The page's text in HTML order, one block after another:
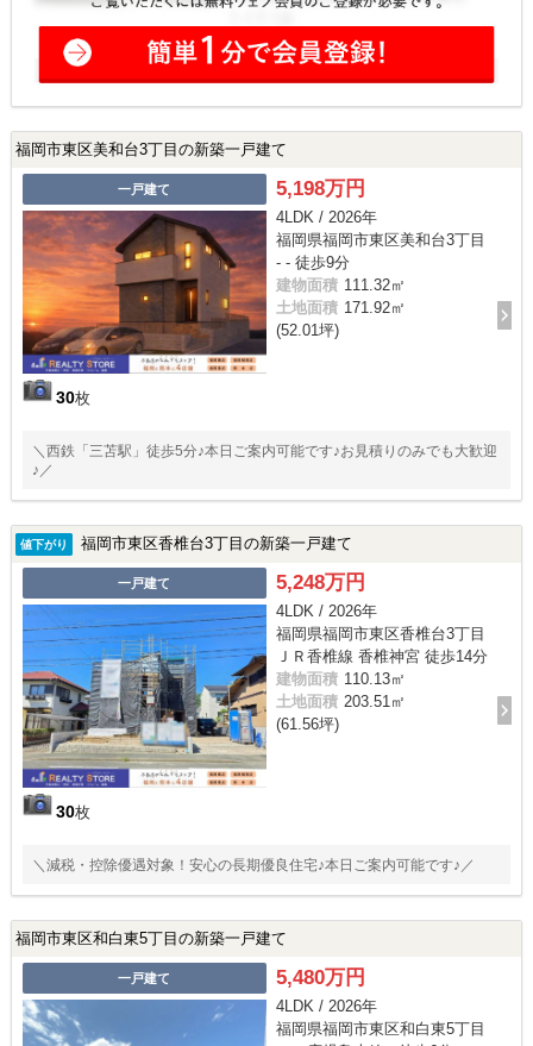
福岡市東区美和台3丁目の新築一戸建て
一戸建て
30枚
5,198万円
4LDK / 2026年
福岡県福岡市東区美和台3丁目
- - 徒歩9分
建物面積 111.32㎡
土地面積 171.92㎡
(52.01坪)
＼西鉄「三苫駅」徒歩5分♪本日ご案内可能です♪お見積りのみでも大歓迎
♪／
値下がり 福岡市東区香椎台3丁目の新築一戸建て
一戸建て
30枚
5,248万円
4LDK / 2026年
福岡県福岡市東区香椎台3丁目
ＪＲ香椎線 香椎神宮 徒歩14分
建物面積 110.13㎡
土地面積 203.51㎡
(61.56坪)
＼減税・控除優遇対象！安心の長期優良住宅♪本日ご案内可能です♪／
福岡市東区和白東5丁目の新築一戸建て
一戸建て 5,480万円
4LDK / 2026年
福岡県福岡市東区和白東5丁目